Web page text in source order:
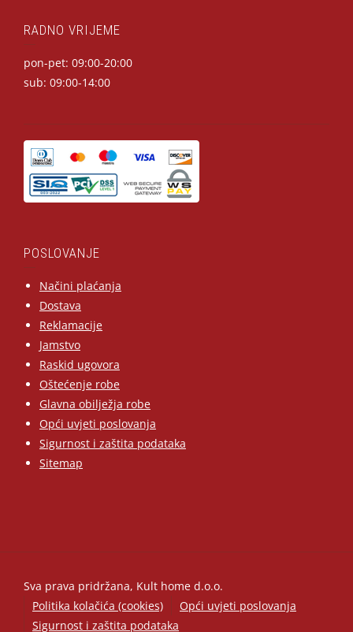
RADNO VRIJEME
pon-pet: 09:00-20:00
sub: 09:00-14:00
POSLOVANJE
Načini plaćanja
Dostava
Reklamacije
Jamstvo
Raskid ugovora
Oštećenje robe
Glavna obilježja robe
Opći uvjeti poslovanja
Sigurnost i zaštita podataka
Sitemap
Sva prava pridržana, Kult home d.o.o.
Politika kolačića (cookies)
Opći uvjeti poslovanja
Sigurnost i zaštita podataka